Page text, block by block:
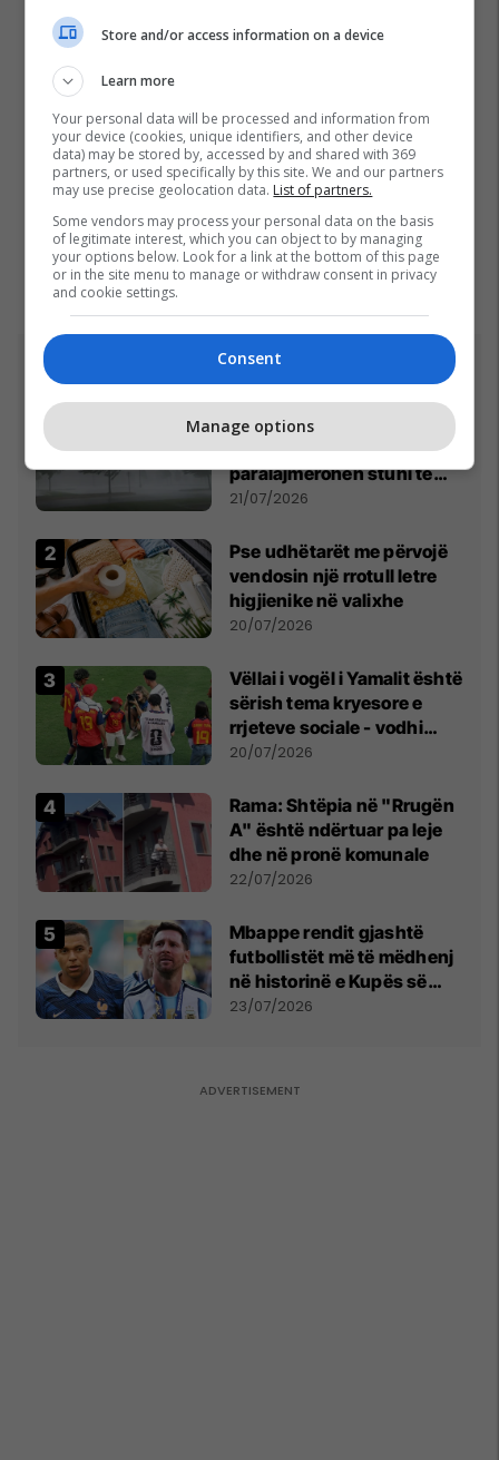
Top 5
Kosova nën alarmin e kuq
të ESTOFEX,
paralajmërohen stuhi të
fuqishme me breshër dhe
21/07/2026
Pse udhëtarët me përvojë
vendosin një rrotull letre
higjienike në valixhe
20/07/2026
Vëllai i vogël i Yamalit është
sërish tema kryesore e
rrjeteve sociale - vodhi
vëmendjen pas finales së
20/07/2026
Rama: Shtëpia në "Rrugën
A" është ndërtuar pa leje
dhe në pronë komunale
22/07/2026
Mbappe rendit gjashtë
futbollistët më të mëdhenj
në historinë e Kupës së
Botës, Messi mbetet i dyti
23/07/2026
Store and/or access information on a device
Learn more
Your personal data will be processed and information from
your device (cookies, unique identifiers, and other device
data) may be stored by, accessed by and shared with 369
partners, or used specifically by this site. We and our partners
may use precise geolocation data. List of partners.
Some vendors may process your personal data on the basis
of legitimate interest, which you can object to by managing
your options below. Look for a link at the bottom of this page
or in the site menu to manage or withdraw consent in privacy
and cookie settings.
Consent
Manage options